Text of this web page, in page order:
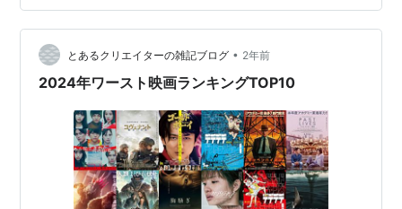
もらいたいものです。 未来の広島をもっと元気にしてほ
しい若者たちに期待です！
とあるクリエイターの雑記ブログ • 2年前
2024年ワースト映画ランキングTOP10